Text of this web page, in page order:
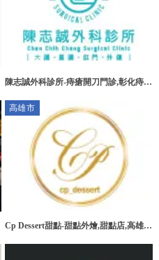
陳志誠外科診所-痔瘡開刀門診,彰化痔瘡
高雄市
Cp Dessert甜點-甜點外燴,甜點店,高雄甜